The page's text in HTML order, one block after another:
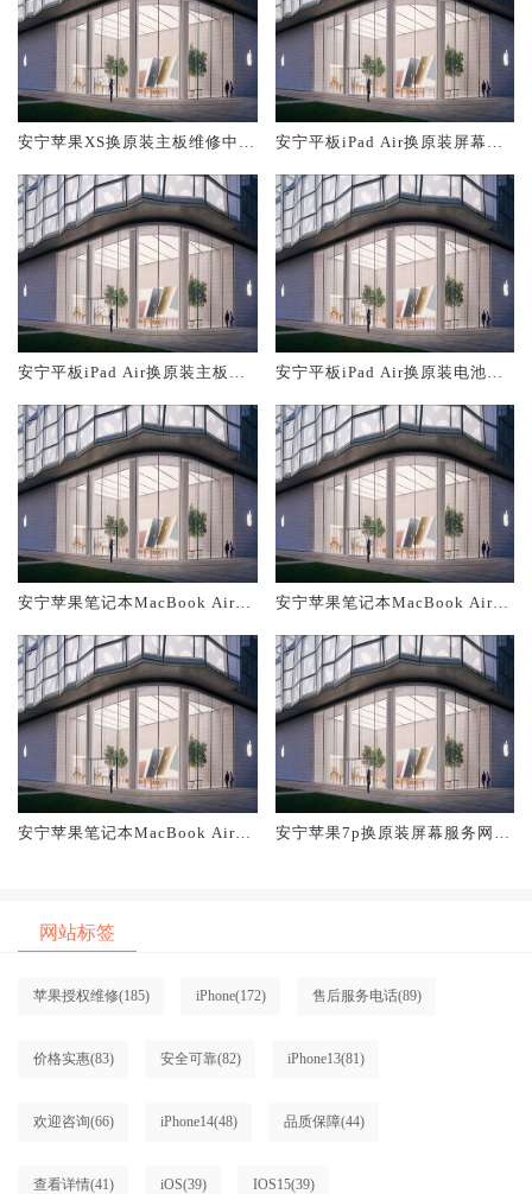
安宁苹果XS换原装主板维修中心
安宁平板iPad Air换原装屏幕服
安宁平板iPad Air换原装主板维
安宁平板iPad Air换原装电池维
安宁苹果笔记本MacBook Air换
安宁苹果笔记本MacBook Air换
安宁苹果笔记本MacBook Air换
安宁苹果7p换原装屏幕服务网点
网站标签
苹果授权维修(185) iPhone(172) 售后服务电话(89)
价格实惠(83) 安全可靠(82) iPhone13(81)
欢迎咨询(66) iPhone14(48) 品质保障(44)
查看详情(41) iOS(39) IOS15(39)